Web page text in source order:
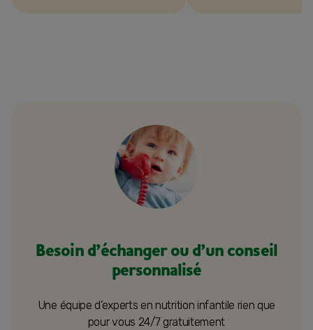
Besoin d’échanger ou d’un conseil
personnalisé
Une équipe d’experts en nutrition infantile rien que
pour vous 24/7 gratuitement